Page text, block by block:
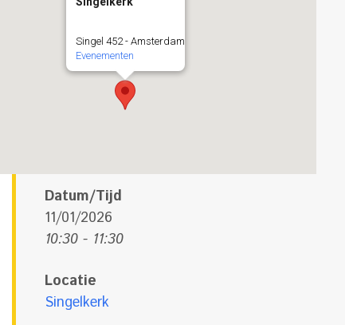
Singel 452 - Amsterdam
Evenementen
Datum/Tijd
11/01/2026
10:30 - 11:30
Locatie
Singelkerk